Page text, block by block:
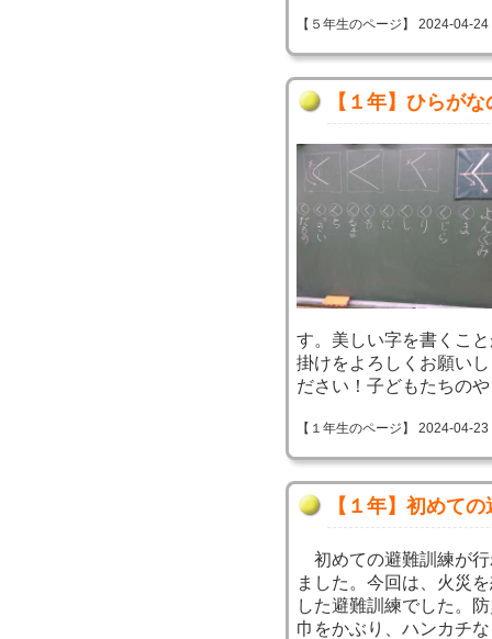
【５年生のページ】 2024-04-
【１年】ひらが
す。美しい字を書くこ
掛けをよろしくお願い
ださい！子どもたちの
【１年生のページ】 2024-04-
【１年】初めて
初めての避難訓練が行
ました。今回は、火災
した避難訓練でした。
巾をかぶり、ハンカチ